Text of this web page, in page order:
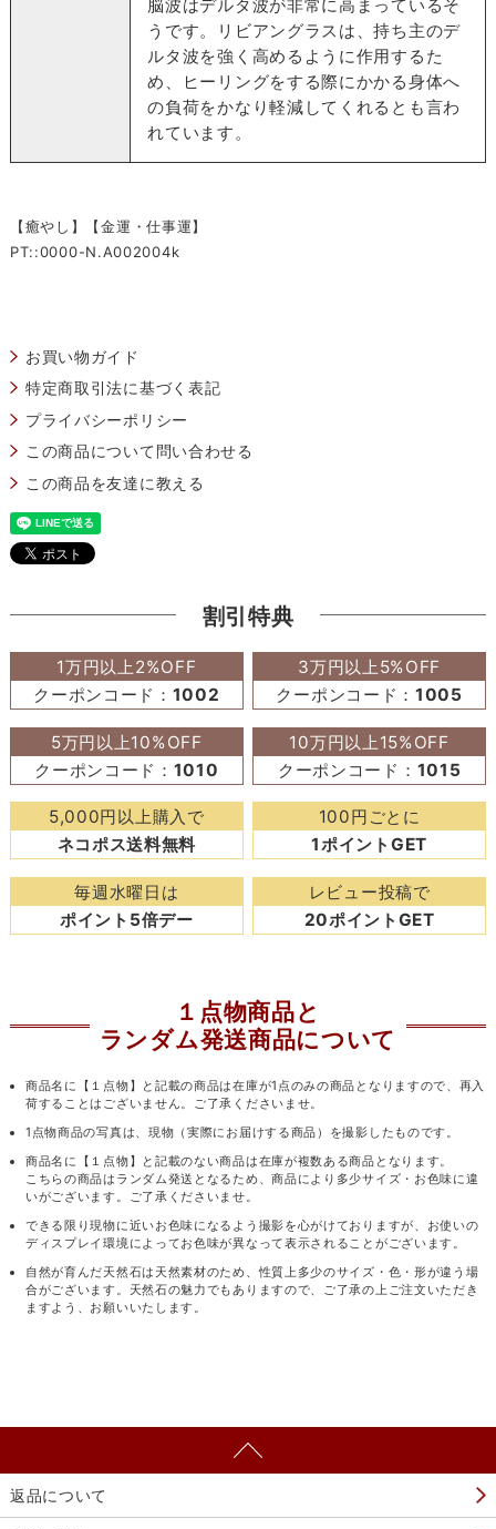
脳波はデルタ波が非常に高まっているそ
うです。リビアングラスは、持ち主のデ
ルタ波を強く高めるように作用するた
め、ヒーリングをする際にかかる身体へ
の負荷をかなり軽減してくれるとも言わ
れています。
【癒やし】【金運・仕事運】
PT::0000-N.A002004k
お買い物ガイド
特定商取引法に基づく表記
プライバシーポリシー
この商品について問い合わせる
この商品を友達に教える
割引特典
1万円以上2%OFF
クーポンコード： 1002
3万円以上5%OFF
クーポンコード：1005
5万円以上10%OFF
クーポンコード： 1010
10万円以上15%OFF
クーポンコード： 1015
5,000円以上購入で
ネコポス送料無料
100円ごとに
1ポイントGET
毎週水曜日は
ポイント5倍デー
レビュー投稿で
20ポイントGET
１点物商品と
ランダム発送商品について
商品名に【１点物】と記載の商品は在庫が1点のみの商品となりますので、再入
荷することはございません。ご了承くださいませ。
1点物商品の写真は、現物（実際にお届けする商品）を撮影したものです。
商品名に【１点物】と記載のない商品は在庫が複数ある商品となります。
こちらの商品はランダム発送となるため、商品により多少サイズ・お色味に違
いがございます。ご了承くださいませ。
できる限り現物に近いお色味になるよう撮影を心がけておりますが、お使いの
ディスプレイ環境によってお色味が異なって表示されることがございます。
自然が育んだ天然石は天然素材のため、性質上多少のサイズ・色・形が違う場
合がございます。天然石の魅力でもありますので、ご了承の上ご注文いただき
ますよう、お願いいたします。
返品について